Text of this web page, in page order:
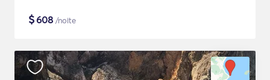
$608 /noite